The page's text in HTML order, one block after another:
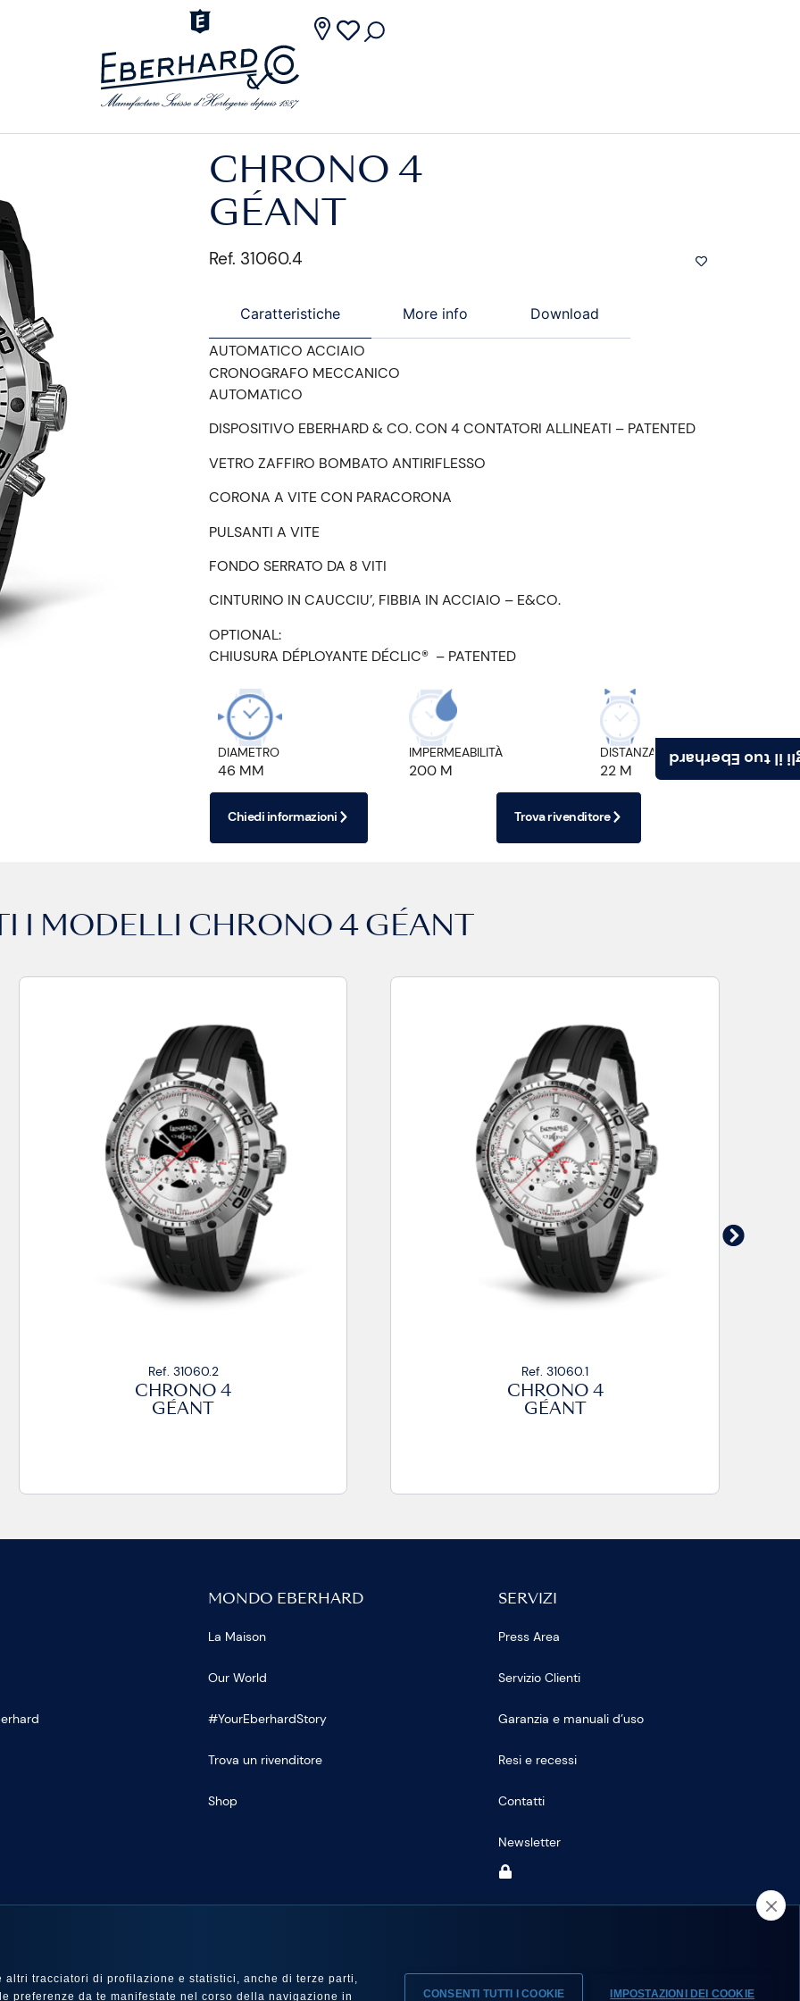
Scegli il tuo
CHRONO 4
GÉANT
Ref. 31060.4
Caratteristiche More info Download
AUTOMATICO ACCIAIO
CRONOGRAFO MECCANICO
AUTOMATICO
DISPOSITIVO EBERHARD & CO. CON 4 CONTATORI ALLINEATI – PATENTED
VETRO ZAFFIRO BOMBATO ANTIRIFLESSO
CORONA A VITE CON PARACORONA
PULSANTI A VITE
FONDO SERRATO DA 8 VITI
CINTURINO IN CAUCCIU’, FIBBIA IN ACCIAIO – E&CO.
OPTIONAL:
CHIUSURA DÉPLOYANTE DÉCLIC® – PATENTED
DIAMETRO
46 MM
IMPERMEABILITÀ
200 M
DISTANZA ANSE
22 M
Chiedi informazioni Trova rivenditore
I MODELLI CHRONO 4 GÉANT
Ref. 31060.1
CHRONO 4
Ref. 31060.5
CHRONO 4
MONDO EBERHARD
La Maison
Our World
#YourEberhardStory
Trova un rivenditore
Shop
SERVIZI
Press Area
Servizio Clienti
Garanzia e manuali d’uso
Resi e recessi
Contatti
Newsletter
tracciatori di profilazione e statistici, anche di terze parti,
da te manifestate nel corso della navigazione in
CONSENTI TUTTI I COOKIE IMPOSTAZIONI DEI COOKIE